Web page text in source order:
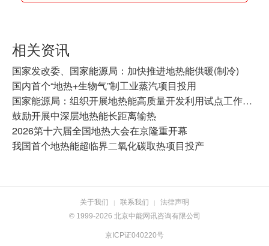
相关资讯
国家发改委、国家能源局：加快推进地热能供暖(制冷)
国内首个“地热+生物气”制工业蒸汽项目投用
国家能源局：组织开展地热能高质量开发利用试点工作的通知
鼓励开展中深层地热能长距离输热
2026第十六届全国地热大会在京隆重开幕
我国首个地热能超临界二氧化碳取热项目投产
关于我们 | 联系我们 |
法律声明
© 1999-2026 北京中能网讯咨询有限公司
京ICP证040220号